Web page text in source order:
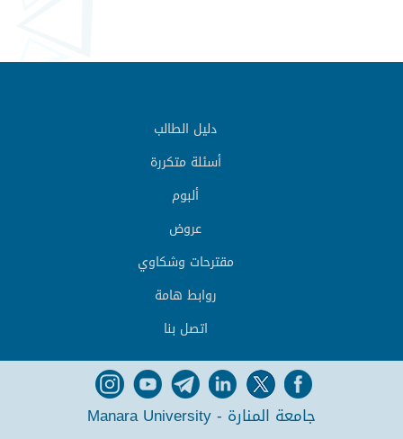
دليل الطالب
أسئلة متكررة
ألبوم
عروض
مقترحات وشكاوي
روابط هامة
اتصل بنا
جامعة المنارة - Manara University